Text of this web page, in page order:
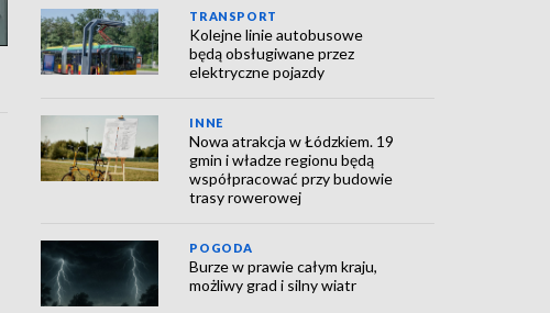
TRANSPORT
Kolejne linie autobusowe
będą obsługiwane przez
elektryczne pojazdy
INNE
Nowa atrakcja w Łódzkiem. 19
gmin i władze regionu będą
współpracować przy budowie
trasy rowerowej
POGODA
Burze w prawie całym kraju,
możliwy grad i silny wiatr